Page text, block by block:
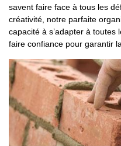
savent faire face à tous les
créativité, notre parfaite
capacité à s’adapter à toutes
faire confiance pour garantir